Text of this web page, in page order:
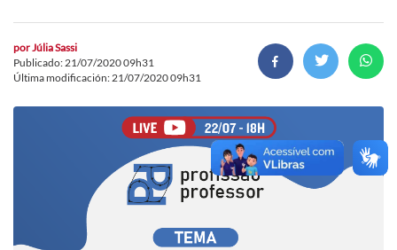
porJúlia Sassi
Publicado: 21/07/2020 09h31
Última modificación: 21/07/2020 09h31